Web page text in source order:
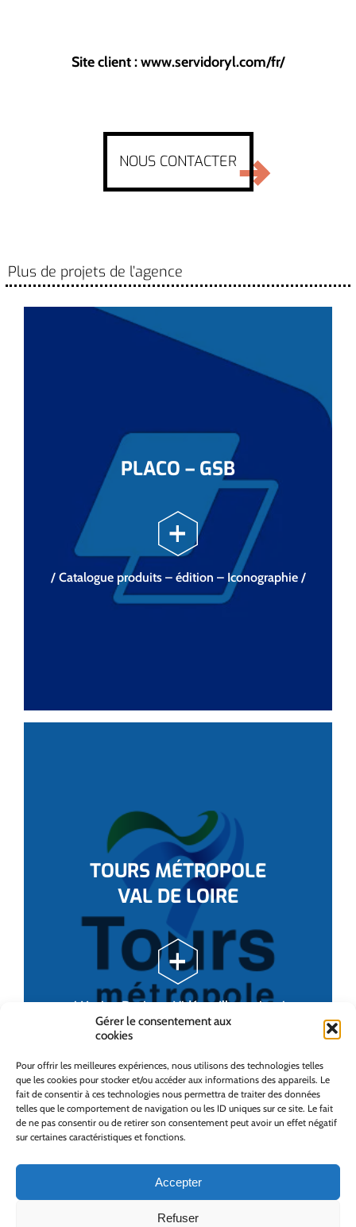
Gérer le consentement aux
cookies
Pour offrir les meilleures expériences, nous utilisons des technologies telles
que les cookies pour stocker et/ou accéder aux informations des appareils. Le
fait de consentir à ces technologies nous permettra de traiter des données
telles que le comportement de navigation ou les ID uniques sur ce site. Le fait
de ne pas consentir ou de retirer son consentement peut avoir un effet négatif
sur certaines caractéristiques et fonctions.
Accepter
Refuser
Site client : www.servidoryl.com/fr/
NOUS CONTACTER
Plus de projets de l’agence
PLACO – GSB
/ Catalogue produits – édition – Iconographie /
TOURS MÉTROPOLE
VAL DE LOIRE
/ Motion Design – Vidéo – Illustration /